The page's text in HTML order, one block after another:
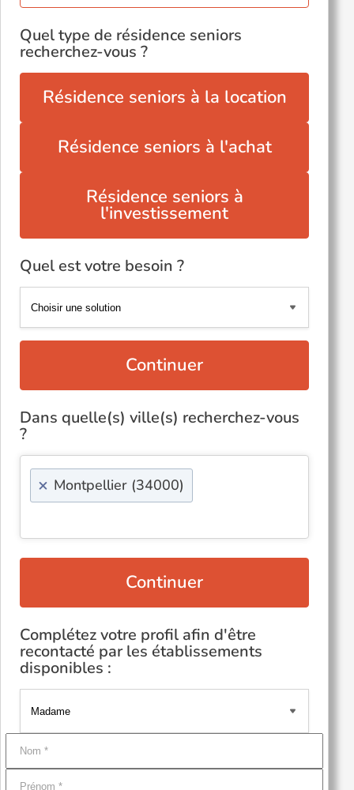
Quel type de résidence seniors
recherchez-vous ?
Résidence seniors à la location
Résidence seniors à l'achat
Résidence seniors à
l'investissement
Quel est votre besoin ?
Continuer
Dans quelle(s) ville(s) recherchez-vous
?
× Montpellier (34000)
Continuer
Complétez votre profil afin d'être
recontacté par les établissements
disponibles :